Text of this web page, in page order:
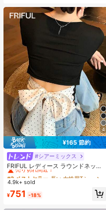
4
¥165 節約
#シアーミックス
FRIFUL レディース ラウンドネック
バックポルカドット柄 ファブリック
切り替え リボンストラップ装飾 透か
ャツ
#3 ベストセラー
売り切れ間近！
#3 ベストセラー
売り切れ間近！
#3 ベストセラー
売り切れ間近！
#3 ベストセラー
4.9k+ sold
¥751 -18%